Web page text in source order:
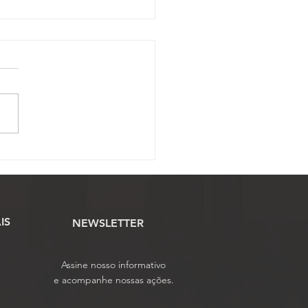
NEWSLETTER
Assine nosso informativo
e acompanhe nossas ações.